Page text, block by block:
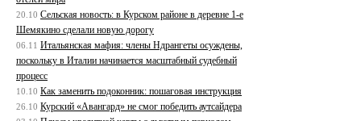
20.10 Сельская новость: в Курском районе в деревне 1-е
Шемякино сделали новую дорогу
06.11 Итальянская мафия: члены Ндрангеты осуждены,
поскольку в Италии начинается масштабный судебный
процесс
10.10 Как заменить подоконник: пошаговая инструкция
26.10 Курский «Авангард» не смог победить аутсайдера